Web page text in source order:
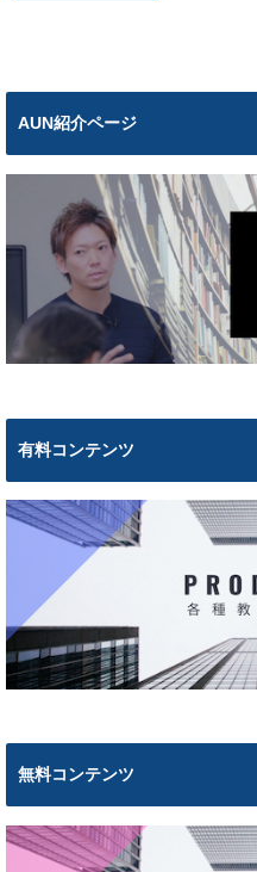
AUN紹介ページ
有料コンテンツ
無料コンテンツ